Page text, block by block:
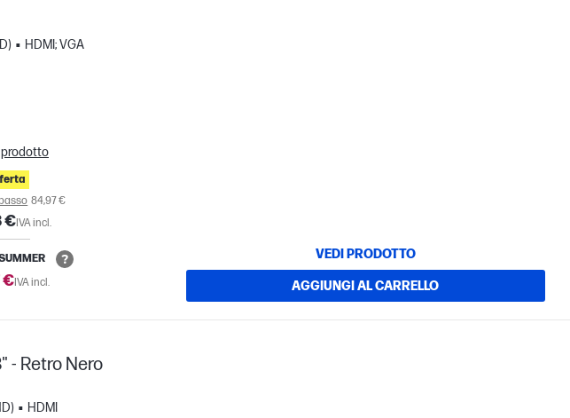
HDMI; VGA
84,97 €
€IVA incl.
€IVA incl.
VEDI PRODOTTO
AGGIUNGI AL CARRELLO
- Retro Nero
HDMI